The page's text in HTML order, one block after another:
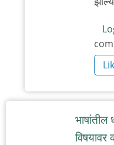
to
by
मी
भाषांतील
विषयावर